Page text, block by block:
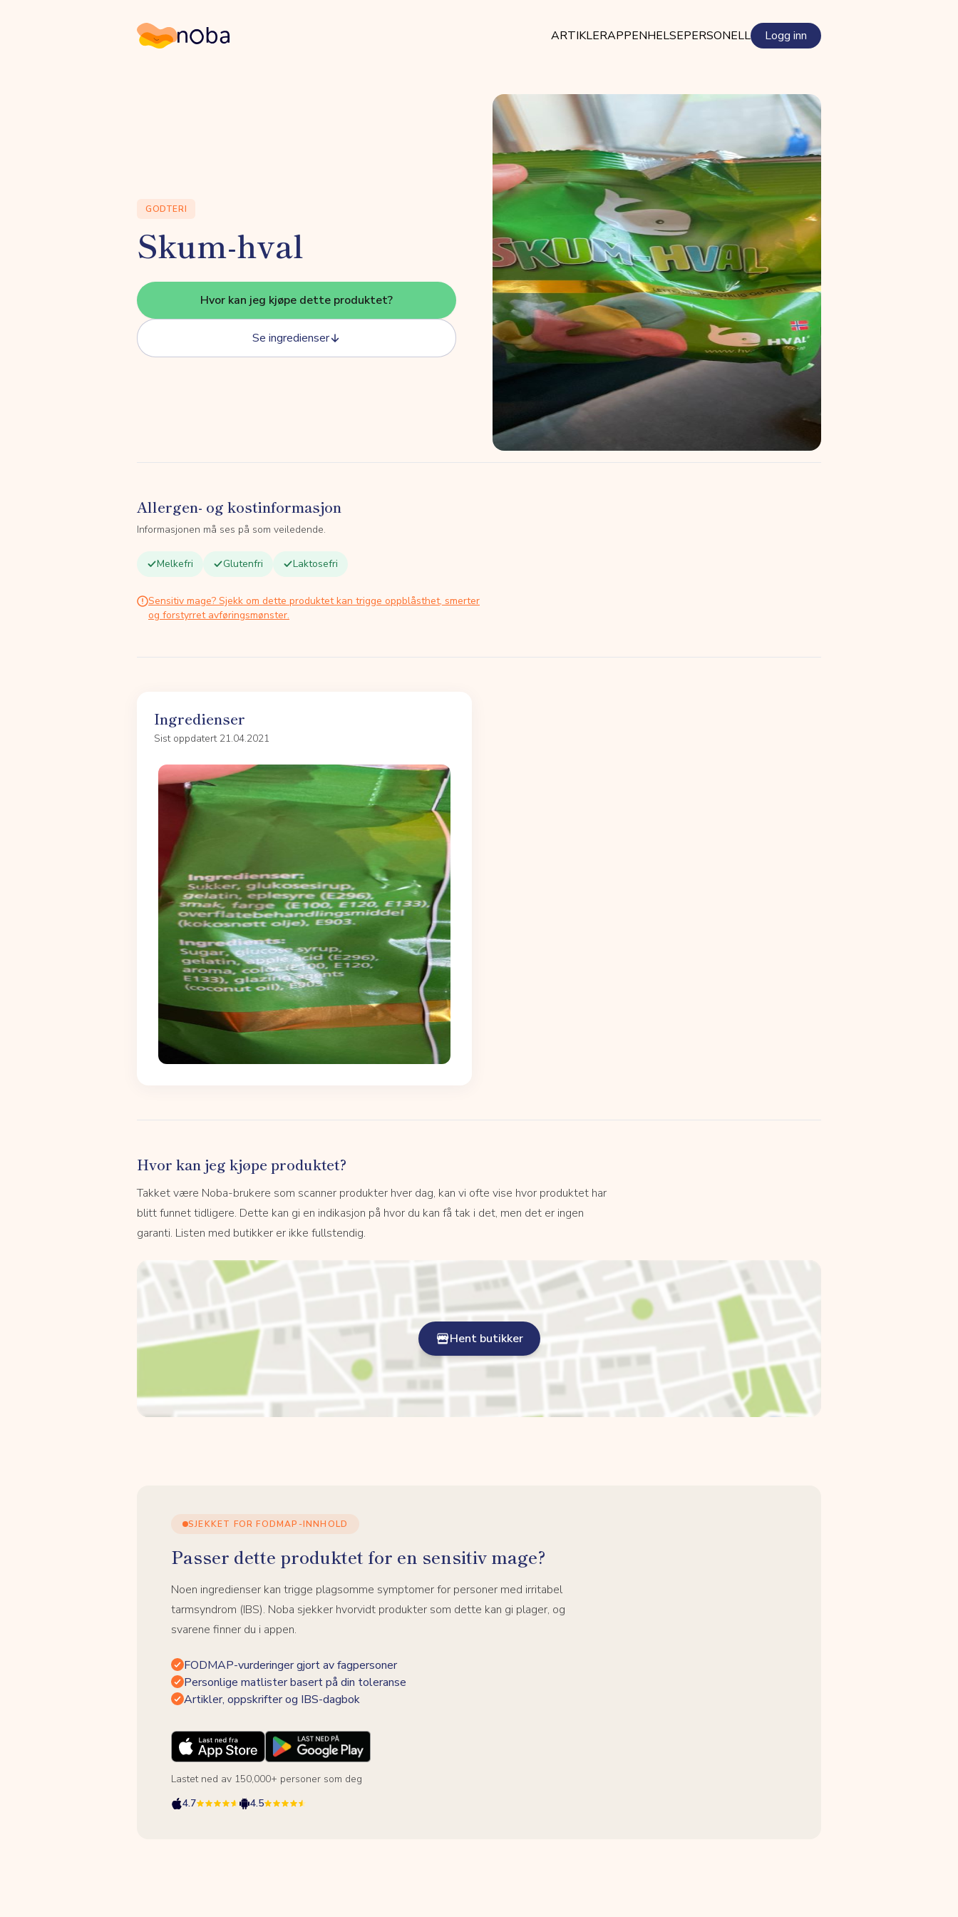
Noba ARTIKLERAPPENHELSEPERSONELL Logg inn
GODTERI
Skum-hval
Hvor kan jeg kjøpe dette produktet?
Se ingredienser
Allergen- og kostinformasjon
Informasjonen må ses på som veiledende.
Melkefri Glutenfri Laktosefri
Sensitiv mage? Sjekk om dette produktet kan trigge oppblåsthet, smerter
og forstyrret avføringsmønster.
Ingredienser
Sist oppdatert 21.04.2021
Hvor kan jeg kjøpe produktet?
Takket være Noba-brukere som scanner produkter hver dag, kan vi ofte vise hvor produktet har
blitt funnet tidligere. Dette kan gi en indikasjon på hvor du kan få tak i det, men det er ingen
garanti. Listen med butikker er ikke fullstendig.
Hent butikker
SJEKKET FOR FODMAP-INNHOLD
Passer dette produktet for en sensitiv mage?
Noen ingredienser kan trigge plagsomme symptomer for personer med irritabel
tarmsyndrom (IBS). Noba sjekker hvorvidt produkter som dette kan gi plager, og
svarene finner du i appen.
FODMAP-vurderinger gjort av fagpersoner
Personlige matlister basert på din toleranse
Artikler, oppskrifter og IBS-dagbok
Lastet ned av 150,000+ personer som deg
4.7
4.5